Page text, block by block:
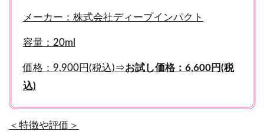
メーカー：株式会社ディープインパクト
容量：20ml
価格：9,900円(税込)⇒お試し価格：6,600円(税
込)
＜特徴や評価＞